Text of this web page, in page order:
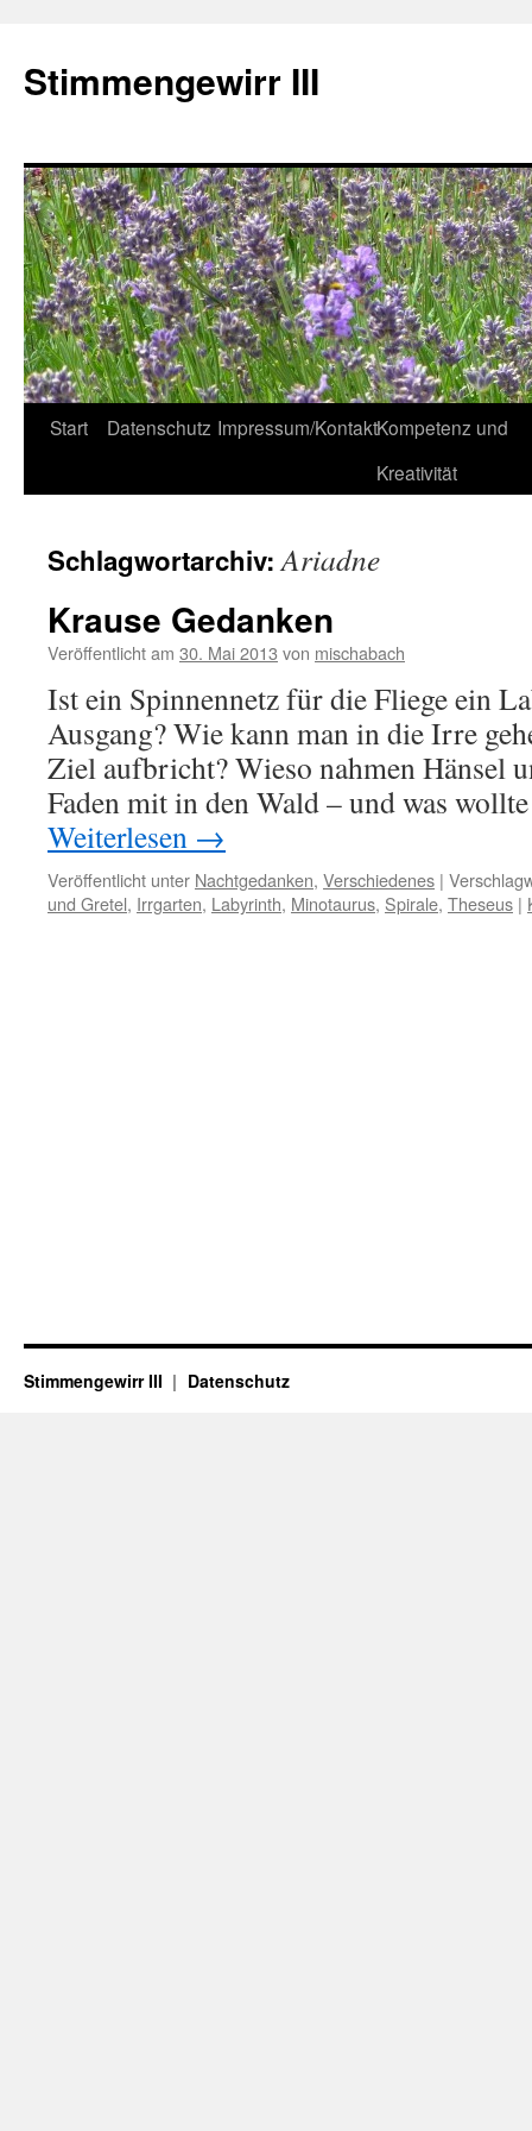
springen
Stimmengewirr III
Start Datenschutz Impressum/KontaktKompetenz und
Kreativität
Schlagwortarchiv:Ariadne
Krause Gedanken
Veröffentlicht am 30. Mai 2013 von mischabach
Ist ein Spinnennetz für die Fliege ein
Ausgang? Wie kann man in die Irre
Ziel aufbricht? Wieso nahmen Hänsel
Faden mit in den Wald – und was
Weiterlesen →
Veröffentlicht unter Nachtgedanken, Verschiedenes |
und Gretel, Irrgarten, Labyrinth, Minotaurus, Spirale, Theseus |
Stimmengewirr III Datenschutz